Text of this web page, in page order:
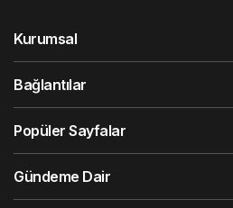
Kurumsal
Bağlantılar
Popüler Sayfalar
Gündeme Dair